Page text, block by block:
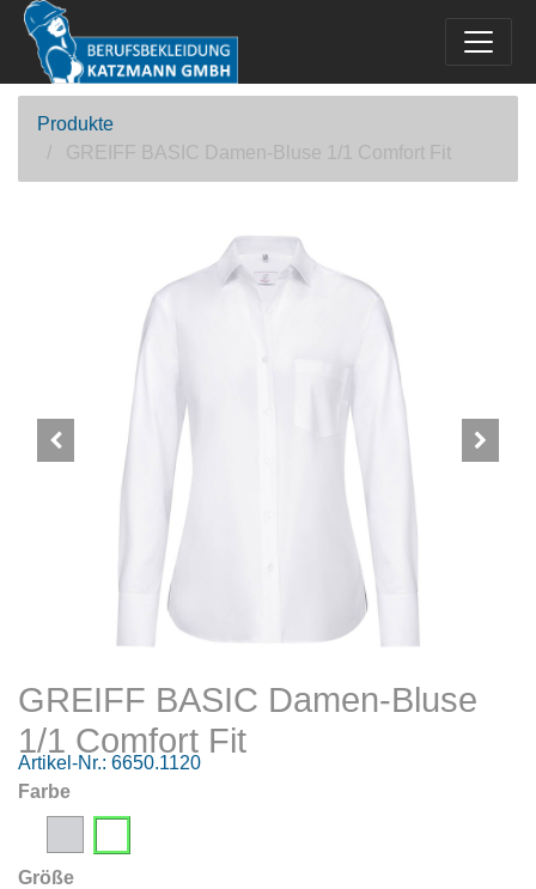
Produkte
GREIFF BASIC Damen-Bluse 1/1 Comfort Fit
GREIFF BASIC Damen-Bluse
1/1 Comfort Fit
Artikel-Nr.: 6650.1120
Farbe
Größe